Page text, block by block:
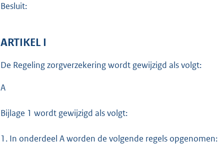
Besluit:
ARTIKEL I
De Regeling zorgverzekering wordt gewijzigd als volgt:
A
Bijlage 1 wordt gewijzigd als volgt:
1. In onderdeel A worden de volgende regels opgenomen: